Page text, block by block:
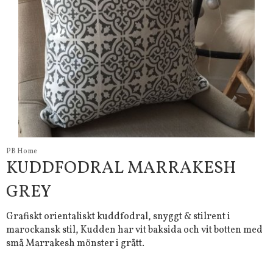
PB Home
KUDDFODRAL MARRAKESH
GREY
Grafiskt orientaliskt kuddfodral, snyggt & stilrent i
marockansk stil, Kudden har vit baksida och vit botten med
små Marrakesh mönster i grått.